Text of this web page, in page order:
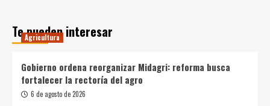
Te pueden interesar
Agricultura
Gobierno ordena reorganizar Midagri: reforma busca
fortalecer la rectoría del agro
6 de agosto de 2026